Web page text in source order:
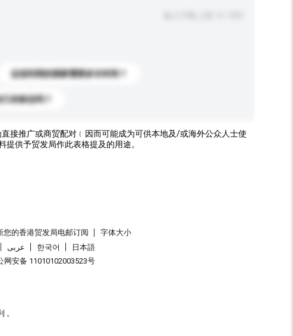
运送到我的国家需要多长时间？
的标志吗？
接推广或商贸配对﹝因而可能成为可供本地及/或海外公众人士使
供予贸发局作此表格提及的用途。
您的香港贸发局电邮订阅
字体大小
عربى 한국어
日本語
网安备 11010102003523号
。